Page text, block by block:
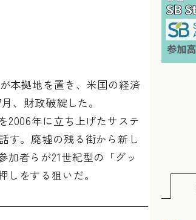
本拠地を置き、米国の経済
、財政破綻した。
年に立ち上げたサステ
す。廃墟の残る街から新し
者らが21世紀型の「グッ
をする狙いだ。